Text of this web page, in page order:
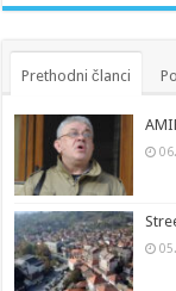
Prethodni članci